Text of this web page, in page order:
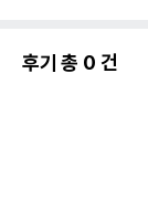
후기 총 0 건